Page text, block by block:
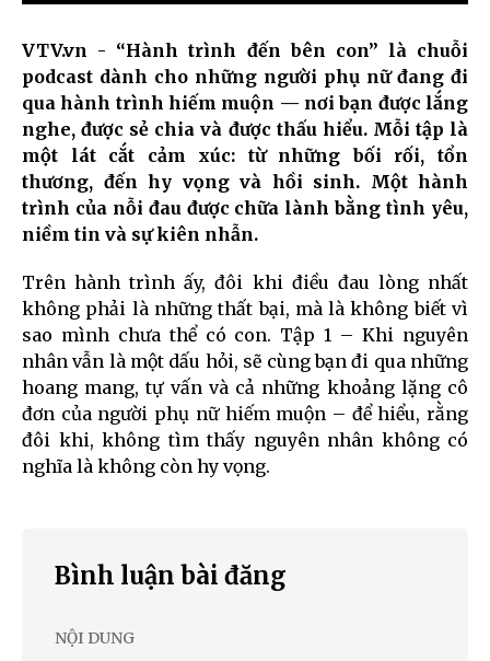
VTV.vn - “Hành trình đến bên con” là chuỗi
podcast dành cho những người phụ nữ đang đi
qua hành trình hiếm muộn — nơi bạn được lắng
nghe, được sẻ chia và được thấu hiểu. Mỗi tập là
một lát cắt cảm xúc: từ những bối rối, tổn
thương, đến hy vọng và hồi sinh. Một hành
trình của nỗi đau được chữa lành bằng tình yêu,
niềm tin và sự kiên nhẫn.
Trên hành trình ấy, đôi khi điều đau lòng nhất
không phải là những thất bại, mà là không biết vì
sao mình chưa thể có con. Tập 1 – Khi nguyên
nhân vẫn là một dấu hỏi, sẽ cùng bạn đi qua những
hoang mang, tự vấn và cả những khoảng lặng cô
đơn của người phụ nữ hiếm muộn – để hiểu, rằng
đôi khi, không tìm thấy nguyên nhân không có
nghĩa là không còn hy vọng.
Bình luận bài đăng